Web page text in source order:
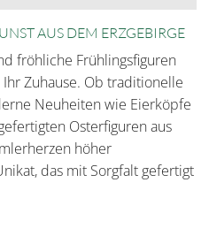
AUS DEM ERZGEBIRGE
fröhliche Frühlingsfiguren
Zuhause. Ob traditionelle
Neuheiten wie Eierköpfe
Osterfiguren aus
höher
das mit Sorgfalt gefertigt